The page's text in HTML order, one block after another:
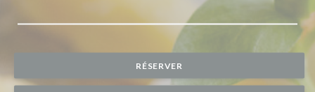
RÉSERVER